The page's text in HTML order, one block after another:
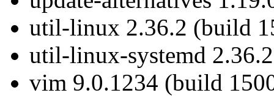
util-linux 2.36.2 (build
util-linux-systemd
vim 9.0.1234 (build